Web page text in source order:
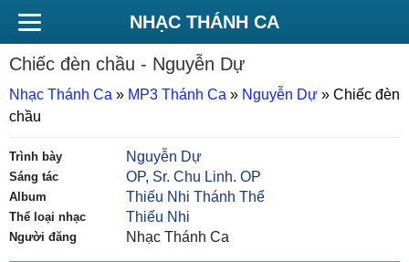
NHẠC THÁNH CA
Chiếc đèn chầu - Nguyễn Dự
Nhạc Thánh Ca » MP3 Thánh Ca » Nguyễn Dự » Chiếc đèn
chầu
Trình bày Nguyễn Dự
Sáng tác OP, Sr. Chu Linh. OP
Album Thiếu Nhi Thánh Thể
Thể loại nhạc Thiếu Nhi
Người đăng Nhạc Thánh Ca